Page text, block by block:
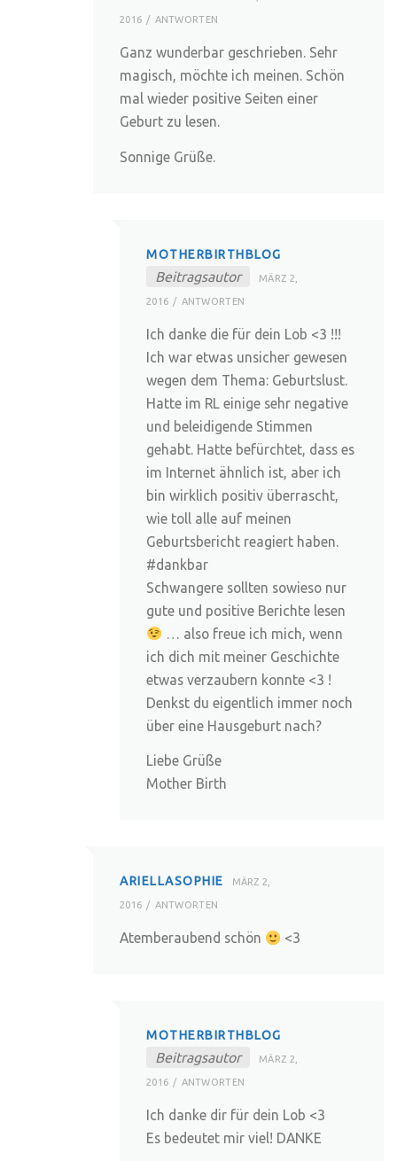
2016 ANTWORTEN
Ganz wunderbar geschrieben. Sehr
magisch, möchte ich meinen. Schön
mal wieder positive Seiten einer
Geburt zu lesen.
Sonnige Grüße.
MOTHERBIRTHBLOG
Beitragsautor MÄRZ 2,
2016 ANTWORTEN
Ich danke die für dein Lob <3 !!!
Ich war etwas unsicher gewesen
wegen dem Thema: Geburtslust.
Hatte im RL einige sehr negative
und beleidigende Stimmen
gehabt. Hatte befürchtet, dass es
im Internet ähnlich ist, aber ich
bin wirklich positiv überrascht,
wie toll alle auf meinen
Geburtsbericht reagiert haben.
#dankbar
Schwangere sollten sowieso nur
gute und positive Berichte lesen
… also freue ich mich, wenn
ich dich mit meiner Geschichte
etwas verzaubern konnte <3 !
Denkst du eigentlich immer noch
über eine Hausgeburt nach?
Liebe Grüße
Mother Birth
ARIELLASOPHIE MÄRZ 2,
2016 ANTWORTEN
Atemberaubend schön <3
MOTHERBIRTHBLOG
Beitragsautor MÄRZ 2,
2016 ANTWORTEN
Ich danke dir für dein Lob <3
Es bedeutet mir viel! DANKE